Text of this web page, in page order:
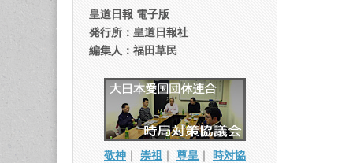
皇道日報 電子版
発行所：皇道日報社
編集人：福田草民
敬神 ｜ 崇祖 ｜ 尊皇 ｜ 時対協